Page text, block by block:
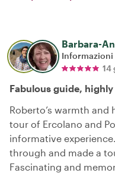
Barbara-
Informazioni
14
Fabulous guide,
Roberto’s warmth
tour of Ercolano and
informative
through and made a
Fascinating and